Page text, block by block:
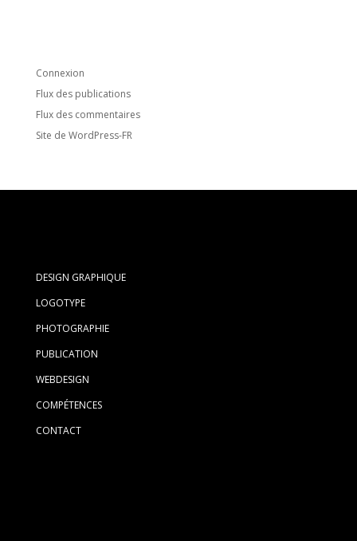
Connexion
Flux des publications
Flux des commentaires
Site de WordPress-FR
DESIGN GRAPHIQUE
LOGOTYPE
PHOTOGRAPHIE
PUBLICATION
WEBDESIGN
COMPÉTENCES
CONTACT